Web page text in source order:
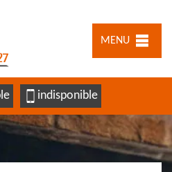
MENU
indisponible